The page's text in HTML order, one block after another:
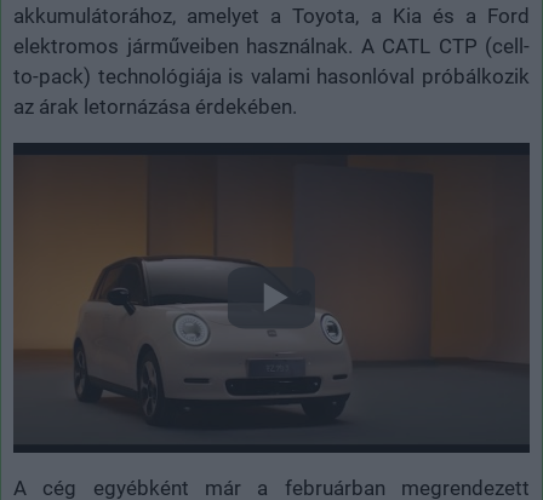
akkumulátorához, amelyet a Toyota, a Kia és a Ford
elektromos járműveiben használnak. A CATL CTP (cell-
to-pack) technológiája is valami hasonlóval próbálkozik
az árak letornázása érdekében.
A cég egyébként már a februárban megrendezett